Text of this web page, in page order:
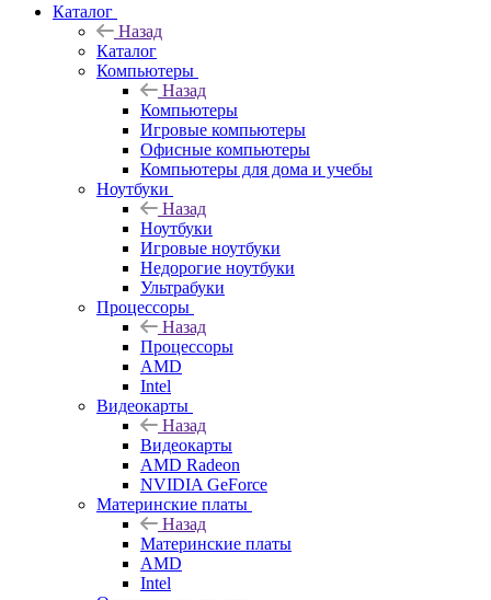
Каталог
Назад
Каталог
Компьютеры
Назад
Компьютеры
Игровые компьютеры
Офисные компьютеры
Компьютеры для дома и учебы
Ноутбуки
Назад
Ноутбуки
Игровые ноутбуки
Недорогие ноутбуки
Ультрабуки
Процессоры
Назад
Процессоры
AMD
Intel
Видеокарты
Назад
Видеокарты
AMD Radeon
NVIDIA GeForce
Материнские платы
Назад
Материнские платы
AMD
Intel